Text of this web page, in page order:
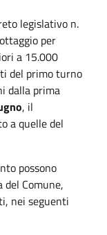
legislativo n.
per
a 15.000
del primo turno
dalla prima
, il
a quelle del
possono
Comune,
nei seguenti